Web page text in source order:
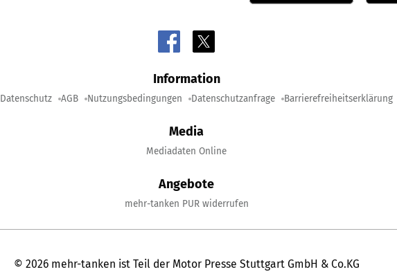
Information
Datenschutz AGB Nutzungsbedingungen Datenschutzanfrage Barrierefreiheitserklärung
Media
Mediadaten Online
Angebote
mehr-tanken PUR widerrufen
© 2026 mehr-tanken ist Teil der Motor Presse Stuttgart GmbH & Co.KG